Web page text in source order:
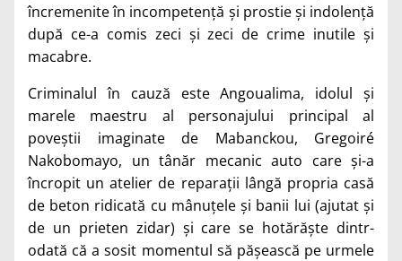
încremenite în incompetență și prostie și indolență
după ce-a comis zeci și zeci de crime inutile și
macabre.
Criminalul în cauză este Angoualima, idolul și
marele maestru al personajului principal al
poveștii imaginate de Mabanckou, Gregoiré
Nakobomayo, un tânăr mecanic auto care și-a
încropit un atelier de reparații lângă propria casă
de beton ridicată cu mânuțele și banii lui (ajutat și
de un prieten zidar) și care se hotărăște dintr-
odată că a sosit momentul să pășească pe urmele